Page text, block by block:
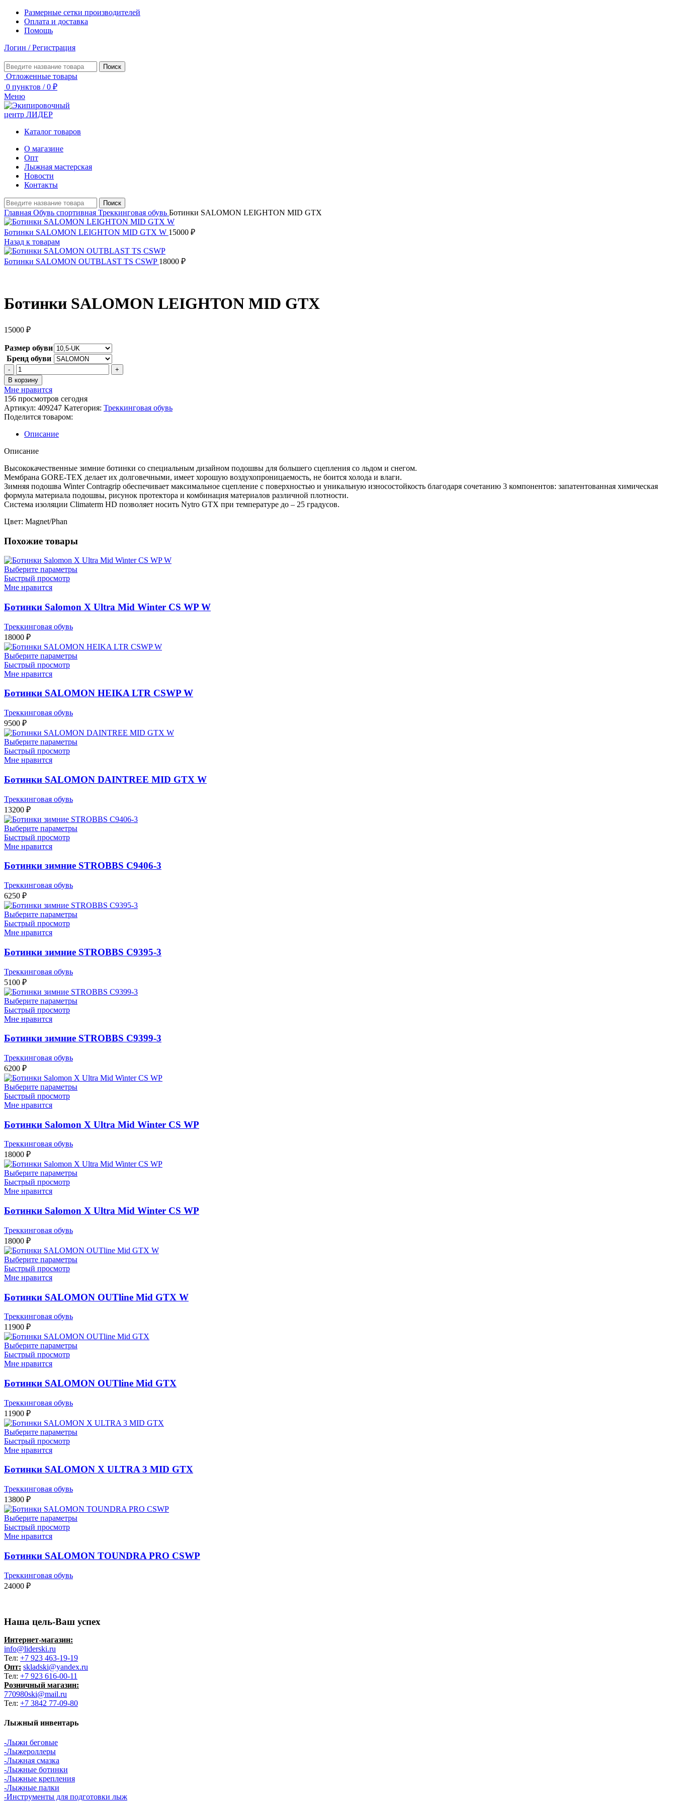
Размерные сетки производителей
Оплата и доставка
Помощь
Логин / Регистрация
Поиск
Отложенные товары
0 пунктов / 0 ₽
Меню
Каталог товаров
О магазине
Опт
Лыжная мастерская
Новости
Контакты
Поиск
Главная Обувь спортивная Треккинговая обувь Ботинки SALOMON LEIGHTON MID GTX
Ботинки SALOMON LEIGHTON MID GTX W 15000 ₽
Назад к товарам
Ботинки SALOMON OUTBLAST TS CSWP 18000 ₽
Ботинки SALOMON LEIGHTON MID GTX
15000 ₽
Размер обуви
Бренд обуви
Количество
товара
Ботинки
SALOMON
LEIGHTON
MID
GTX
В корзину
Мне нравится
156 просмотров сегодня
Артикул: 409247 Категория: Треккинговая обувь
Поделится товаром:
Описание
Описание
Высококачественные зимние ботинки со специальным дизайном подошвы для большего сцепления со льдом и снегом.
Мембрана GORE-TEX делает их долговечными, имеет хорошую воздухопроницаемость, не боится холода и влаги.
Зимняя подошва Winter Contragrip обеспечивает максимальное сцепление с поверхностью и уникальную износостойкость благодаря сочетанию 3 компонентов: запатентованная химическая
формула материала подошвы, рисунок протектора и комбинация материалов различной плотности.
Система изоляции Climaterm HD позволяет носить Nytro GTX при температуре до – 25 градусов.
Цвет: Magnet/Phan
Похожие товары
Выберите параметры
Быстрый просмотр
Мне нравится
Ботинки Salomon X Ultra Mid Winter CS WP W
Треккинговая обувь
18000 ₽
Выберите параметры
Быстрый просмотр
Мне нравится
Ботинки SALOMON HEIKA LTR CSWP W
Треккинговая обувь
9500 ₽
Выберите параметры
Быстрый просмотр
Мне нравится
Ботинки SALOMON DAINTREE MID GTX W
Треккинговая обувь
13200 ₽
Выберите параметры
Быстрый просмотр
Мне нравится
Ботинки зимние STROBBS C9406-3
Треккинговая обувь
6250 ₽
Выберите параметры
Быстрый просмотр
Мне нравится
Ботинки зимние STROBBS C9395-3
Треккинговая обувь
5100 ₽
Выберите параметры
Быстрый просмотр
Мне нравится
Ботинки зимние STROBBS C9399-3
Треккинговая обувь
6200 ₽
Выберите параметры
Быстрый просмотр
Мне нравится
Ботинки Salomon X Ultra Mid Winter CS WP
Треккинговая обувь
18000 ₽
Выберите параметры
Быстрый просмотр
Мне нравится
Ботинки Salomon X Ultra Mid Winter CS WP
Треккинговая обувь
18000 ₽
Выберите параметры
Быстрый просмотр
Мне нравится
Ботинки SALOMON OUTline Mid GTX W
Треккинговая обувь
11900 ₽
Выберите параметры
Быстрый просмотр
Мне нравится
Ботинки SALOMON OUTline Mid GTX
Треккинговая обувь
11900 ₽
Выберите параметры
Быстрый просмотр
Мне нравится
Ботинки SALOMON X ULTRA 3 MID GTX
Треккинговая обувь
13800 ₽
Выберите параметры
Быстрый просмотр
Мне нравится
Ботинки SALOMON TOUNDRA PRO CSWP
Треккинговая обувь
24000 ₽
Наша цель-Ваш успех
Интернет-магазин:
info@liderski.ru
Тел: +7 923 463-19-19
Опт: skladski@yandex.ru
Тел: +7 923 616-00-11
Розничный магазин:
770980ski@mail.ru
Тел: +7 3842 77-09-80
Лыжный инвентарь
-Лыжи беговые
-Лыжероллеры
-Лыжная смазка
-Лыжные ботинки
-Лыжные крепления
-Лыжные палки
-Инструменты для подготовки лыж